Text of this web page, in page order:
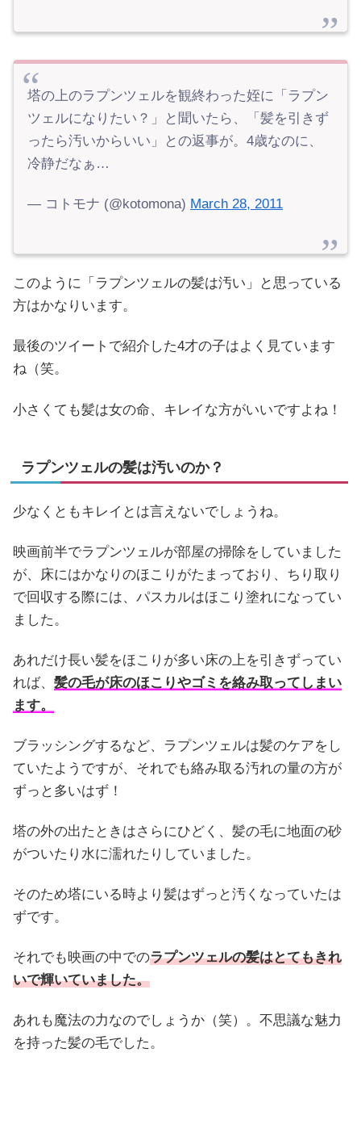
塔の上のラプンツェルを観終わった姪に「ラプン
ツェルになりたい？」と聞いたら、「髪を引きず
ったら汚いからいい」との返事が。4歳なのに、
冷静だなぁ…
— コトモナ (@kotomona) March 28, 2011
このように「ラプンツェルの髪は汚い」と思っている
方はかなりいます。
最後のツイートで紹介した4才の子はよく見ています
ね（笑。
小さくても髪は女の命、キレイな方がいいですよね！
ラプンツェルの髪は汚いのか？
少なくともキレイとは言えないでしょうね。
映画前半でラプンツェルが部屋の掃除をしていました
が、床にはかなりのほこりがたまっており、ちり取り
で回収する際には、パスカルはほこり塗れになってい
ました。
あれだけ長い髪をほこりが多い床の上を引きずってい
れば、 髪の毛が床のほこりやゴミを絡み取ってしまい
ます。
ブラッシングするなど、ラプンツェルは髪のケアをし
ていたようですが、それでも絡み取る汚れの量の方が
ずっと多いはず！
塔の外の出たときはさらにひどく、髪の毛に地面の砂
がついたり水に濡れたりしていました。
そのため塔にいる時より髪はずっと汚くなっていたは
ずです。
それでも映画の中でのラプンツェルの髪はとてもきれ
いで輝いていました。
あれも魔法の力なのでしょうか（笑）。不思議な魅力
を持った髪の毛でした。